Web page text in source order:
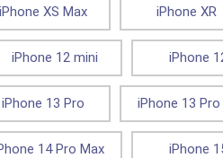
iPhone XS Max iPhone XR
iPhone 12 mini iPhone
iPhone 13 Pro iPhone 13 Pro
14 Pro Max iPhone